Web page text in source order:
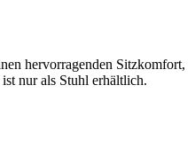
hervorragenden Sitzkomfort,
nur als Stuhl erhältlich.